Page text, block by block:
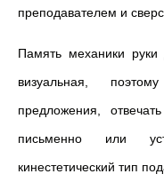
преподавателем и
Память механики руки
визуальная,
предложения,
письменно или
кинестетический тип